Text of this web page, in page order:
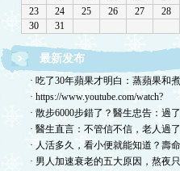
最新发布
· 吃了30年蘋果才明白：蒸蘋果和煮
· https://www.youtube.com/watch?
· 散步6000步錯了？醫生忠告：過了
· 醫生直言：不管信不信，老人過了
· 人活多久，看小便就能知道？壽命
· 男人加速衰老的五大原因，熬夜只